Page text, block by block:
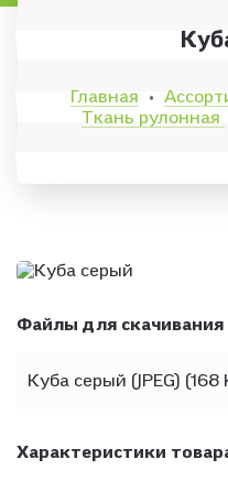
Главная •
Ткань рулонная
Файлы для скачивания
Куба серый (JPEG) (168
Характеристики